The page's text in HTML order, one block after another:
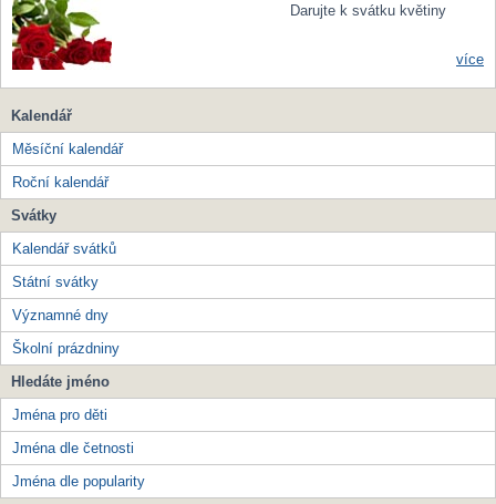
Darujte k svátku květiny
více
Kalendář
Měsíční kalendář
Roční kalendář
Svátky
Kalendář svátků
Státní svátky
Významné dny
Školní prázdniny
Hledáte jméno
Jména pro děti
Jména dle četnosti
Jména dle popularity